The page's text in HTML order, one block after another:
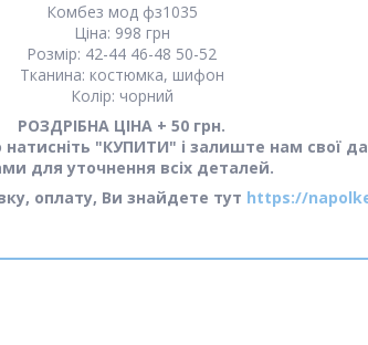
Комбез мод фз1035
Ціна: 998 грн
Розмір: 42-44 46-48 50-52
Тканина: костюмка, шифон
Колір: чорний
РОЗДРІБНА ЦІНА + 50 грн.
"КУПИТИ" і залиште нам свої
для уточнення всіх деталей.
оплату, Ви знайдете тут https://